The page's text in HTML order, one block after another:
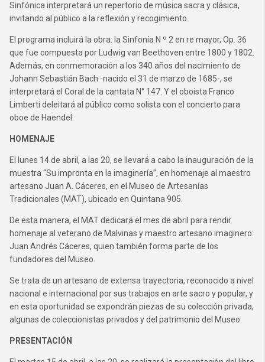
Sinfónica interpretará un repertorio de música sacra y clásica,
invitando al público a la reflexión y recogimiento.
El programa incluirá la obra: la Sinfonía N º 2 en re mayor, Op. 36
que fue compuesta por Ludwig van Beethoven entre 1800 y 1802.
Además, en conmemoración a los 340 años del nacimiento de
Johann Sebastián Bach -nacido el 31 de marzo de 1685-, se
interpretará el Coral de la cantata N° 147. Y el oboísta Franco
Limberti deleitará al público como solista con el concierto para
oboe de Haendel.
HOMENAJE
El lunes 14 de abril, a las 20, se llevará a cabo la inauguración de la
muestra “Su impronta en la imaginería”, en homenaje al maestro
artesano Juan A. Cáceres, en el Museo de Artesanías
Tradicionales (MAT), ubicado en Quintana 905.
De esta manera, el MAT dedicará el mes de abril para rendir
homenaje al veterano de Malvinas y maestro artesano imaginero:
Juan Andrés Cáceres, quien también forma parte de los
fundadores del Museo.
Se trata de un artesano de extensa trayectoria, reconocido a nivel
nacional e internacional por sus trabajos en arte sacro y popular, y
en esta oportunidad se expondrán piezas de su colección privada,
algunas de coleccionistas privados y del patrimonio del Museo.
PRESENTACIÓN